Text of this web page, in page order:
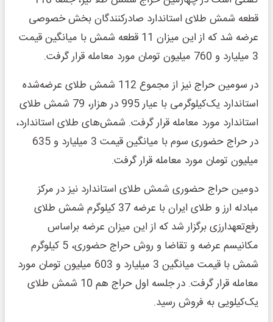
قطعه شمش طلای استاندارد صادرکنندگان بخش خصوصی
عرضه شد که از این میزان 11 قطعه شمش با میانگین قیمت
3 میلیارد و 760 میلیون تومان مورد معامله قرار گرفت.
در سومین حراج نیز از مجموع 112 شمش طلای عرضه‌شده
استاندارد یک‌کیلوگرمی با عیار 995 در هزار، 79 شمش طلای
استاندارد مورد معامله قرار گرفت. شمش‌های طلای استاندارد،
در حراج حضوری سوم با میانگین قیمت 3 میلیارد و 635
میلیون تومان مورد معامله قرار گرفت.
دومین حراج حضوری شمش طلای استاندارد نیز در مرکز
مبادله ارز و طلای ایران با عرضه 37 کیلوگرم شمش طلای
رفع‌تعهدارزی برگزار شد که از این میزان عرضه براساس
مکانیسم عرضه و تقاضا و روش حراج حضوری، 5 کیلوگرم
شمش با قیمت میانگین 3 میلیارد و 603 میلیون تومان مورد
معامله قرار گرفت. در جلسه اول حراج هم 10 شمش طلای
یک‌کیلویی به فروش رسید.